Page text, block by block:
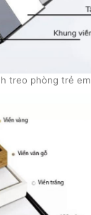
treo phòng trẻ